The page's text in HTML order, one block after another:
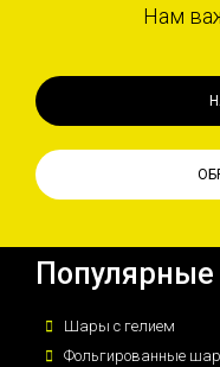
Нам
Популярные
Шары с гелием
Фольгированные